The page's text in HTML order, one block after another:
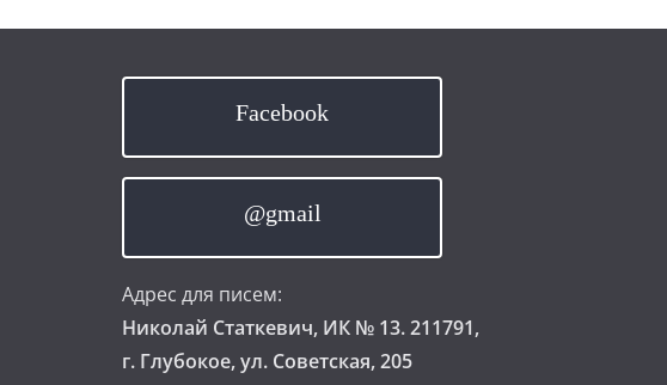
Facebook
@gmail
Адрес для писем:
Николай Статкевич, ИК № 13. 211791,
г. Глубокое, ул. Советская, 205